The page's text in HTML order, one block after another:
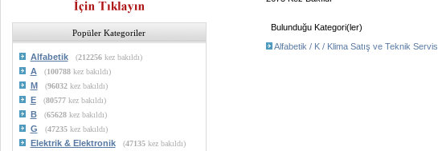
Popüler Kategoriler
Alfabetik (212256kez bakıldı)
A (100788kez bakıldı)
M (96032kez bakıldı)
E (80577kez bakıldı)
B (65628kez bakıldı)
G (47235kez bakıldı)
Elektrik & Elektronik (47135kez bakıldı)
Bulunduğu Kategori(ler)
Alfabetik / K / Klima Satış ve Teknik Servis